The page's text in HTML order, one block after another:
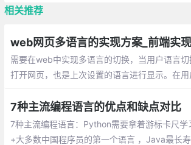
相关推荐
web网页多语言的实现方案_前端实
需要在web中实现多语言的切换，当用户语言
打开网页，也是上次设置的语言进行显示。在
on字符串
7种主流编程语言的优点和缺点对比
7种主流编程语言：Python需要拿着游标卡尺学
+大多数中国程序员的第一个语言 ，Java最长